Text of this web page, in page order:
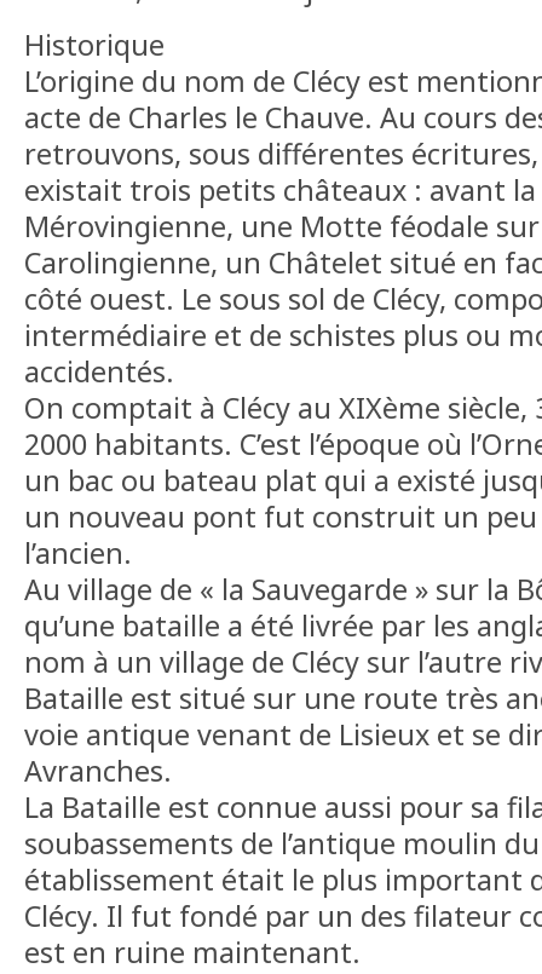
Historique
L’origine du nom de Clécy est
acte de Charles le Chauve. Au cours
retrouvons, sous différentes écritures,
existait trois petits châteaux : avant
Mérovingienne, une Motte féodale sur
Carolingienne, un Châtelet situé en
côté ouest. Le sous sol de Clécy,
intermédiaire et de schistes plus ou
accidentés.
On comptait à Clécy au XIXème
2000 habitants. C’est l’époque où
un bac ou bateau plat qui a existé
un nouveau pont fut construit un peu
l’ancien.
Au village de « la Sauvegarde » sur la
qu’une bataille a été livrée par les
nom à un village de Clécy sur l’autre
Bataille est situé sur une route très
voie antique venant de Lisieux et se
Avranches.
La Bataille est connue aussi pour sa
soubassements de l’antique moulin
établissement était le plus important
Clécy. Il fut fondé par un des filateur
est en ruine maintenant.